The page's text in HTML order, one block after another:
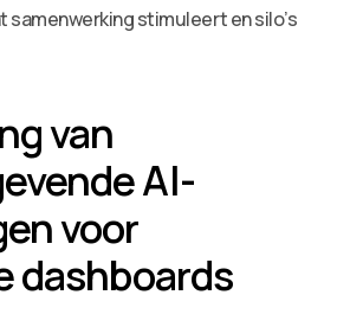
samenwerking stimuleert en silo’s
van
AI-
voor
dashboards